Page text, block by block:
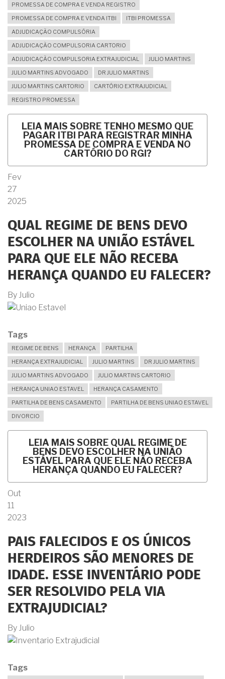
PROMESSA DE COMPRA E VENDA REGISTRO
PROMESSA DE COMPRA E VENDA ITBI
ITBI PROMESSA
ADJUDICAÇÃO COMPULSÓRIA
ADJUDICAÇÃO COMPULSORIA CARTORIO
ADJUDICAÇÃO COMPULSORIA EXTRAJUDICIAL
JULIO MARTINS
JULIO MARTINS ADVOGADO
DR JULIO MARTINS
JULIO MARTINS CARTORIO
CARTÓRIO EXTRAJUDICIAL
REGISTRO PROMESSA
LEIA MAIS SOBRE TENHO MESMO QUE
PAGAR ITBI PARA REGISTRAR MINHA
PROMESSA DE COMPRA E VENDA NO
CARTÓRIO DO RGI?
Fev
27
2025
QUAL REGIME DE BENS DEVO
ESCOLHER NA UNIÃO ESTÁVEL
PARA QUE ELE NÃO RECEBA
HERANÇA QUANDO EU FALECER?
By Julio
Tags
REGIME DE BENS HERANÇA
PARTILHA
HERANÇA EXTRAJUDICIAL
JULIO MARTINS
DR JULIO MARTINS
JULIO MARTINS ADVOGADO
JULIO MARTINS CARTORIO
HERANÇA UNIAO ESTAVEL
HERANÇA CASAMENTO
PARTILHA DE BENS CASAMENTO
PARTILHA DE BENS UNIAO ESTAVEL
DIVORCIO
LEIA MAIS SOBRE QUAL REGIME DE
BENS DEVO ESCOLHER NA UNIÃO
ESTÁVEL PARA QUE ELE NÃO RECEBA
HERANÇA QUANDO EU FALECER?
Out
11
2023
PAIS FALECIDOS E OS ÚNICOS
HERDEIROS SÃO MENORES DE
IDADE. ESSE INVENTÁRIO PODE
SER RESOLVIDO PELA VIA
EXTRAJUDICIAL?
By Julio
Tags